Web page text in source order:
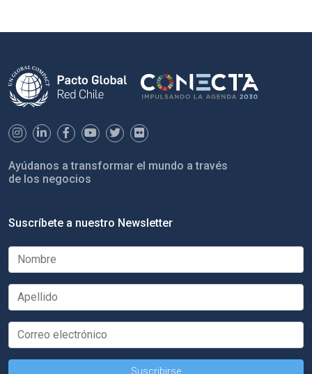
Ayúdanos a transformar el mundo a través
de los negocios
Suscríbete a nuestro Newsletter